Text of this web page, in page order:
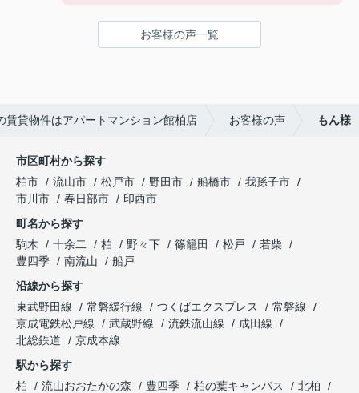
引越し業者のご紹介やインターネット回線のご相
談、その他入居中のお困りごとなどございました
アパートマンション館では、お部屋のご紹介だけ
でなく、入居後のアフターフォローもさせて頂いて
引越し業者のご紹介やインターネット回線のご相
ら、どうぞお気軽にご相談ください。
アパートマンション館は365日毎日キャンペーン
開催中！ お問い合わせは 04(7167)1222までどう
ぞ♪
お客様の声一覧
賃貸物件はアパートマンション館柏店 お客様の声 もん様
市区町村から探す
柏市
流山市 松戸市 野田市 船橋市
我孫子市
市川市
春日部市
印西市
町名から探す
駒木
十余二 柏 野々下 篠籠田 松戸
若柴
豊四季
南流山
船戸
沿線から探す
東武野田線
常磐緩行線 つくばエクスプレス
常磐線
京成電鉄松戸線
武蔵野線 流鉄流山線
成田線
北総鉄道
京成本線
駅から探す
柏
流山おおたかの森 豊四季 柏の葉キャンパス
北柏